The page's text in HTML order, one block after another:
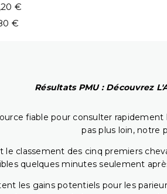
€
€
Résultats PMU : Découvrez
fiable pour consulter
pas plus loin, notre
le classement des cinq premiers
quelques minutes seulement
les gains potentiels pour les